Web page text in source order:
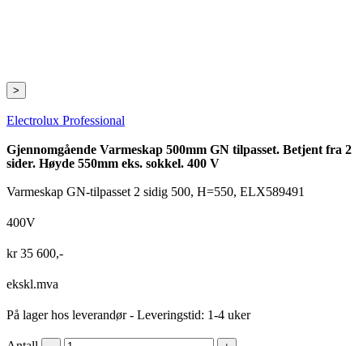
>
Electrolux Professional
Gjennomgående Varmeskap 500mm GN tilpasset. Betjent fra 2
sider. Høyde 550mm eks. sokkel. 400 V
Varmeskap GN-tilpasset 2 sidig 500, H=550, ELX589491
400V
kr35 600,-
ekskl.mva
På lager hos leverandør- Leveringstid: 1-4 uker